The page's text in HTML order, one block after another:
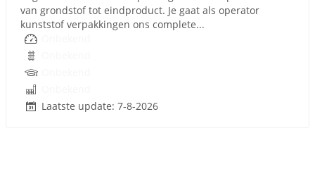
van grondstof tot eindproduct. Je gaat als operator
kunststof verpakkingen ons complete...
Laatste update: 7-8-2026